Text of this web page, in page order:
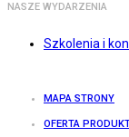
NASZE WYDARZENIA
Szkolenia i
MAPA STRONY
OFERTA